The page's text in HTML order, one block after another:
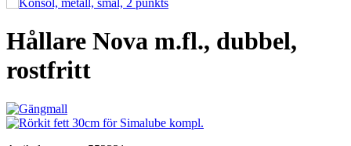
Hållare Nova m.fl., dubbel,
rostfritt